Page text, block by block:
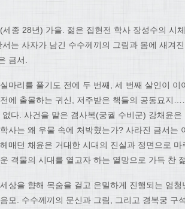
세종 28년) 가을. 젊은 집현전 학사 장성수의 시
서는 사자가 남긴 수수께끼의 그림과 몸에 새겨
금서.
마리를 풀기도 전에 두 번째, 세 번째 살인이
에 출몰하는 귀신, 저주받은 책들의 공동묘지
없다. 사건을 맡은 겸사복(궁궐 수비군) 강채윤
사는 왜 우물 속에 처박혔는가? 사라진 금서는
매던 채윤은 거대한 시대의 진실과 정면으로
격물의 시대를 열고자 하는 열망으로 가득 찬
상을 향해 목숨을 걸고 은밀하게 진행되는 엄
모. 수수께끼의 문신과 그림, 그리고 경복궁 구